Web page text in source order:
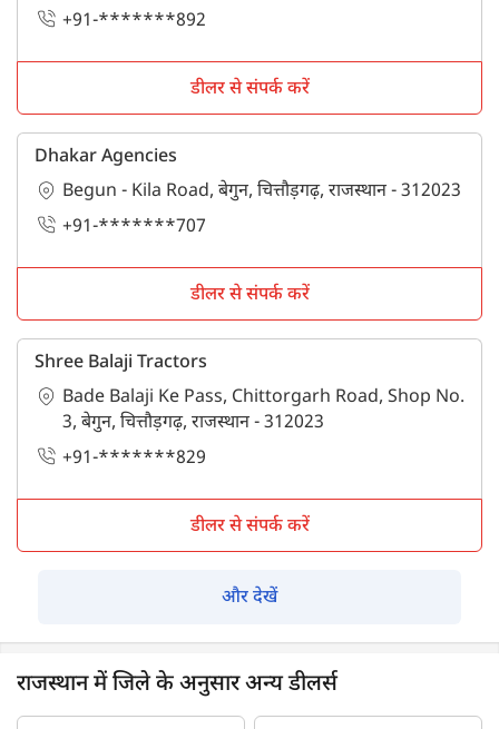
+91-*******892
डीलर से संपर्क करें
Dhakar Agencies
Begun - Kila Road, बेगुन, चित्तौड़गढ़, राजस्थान - 312023
+91-*******707
डीलर से संपर्क करें
Shree Balaji Tractors
Bade Balaji Ke Pass, Chittorgarh Road, Shop No.
3, बेगुन, चित्तौड़गढ़, राजस्थान - 312023
+91-*******829
डीलर से संपर्क करें
और देखें
राजस्थान में जिले के अनुसार अन्य डीलर्स